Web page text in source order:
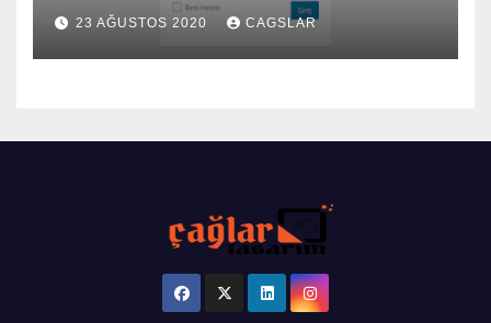
23 AĞUSTOS 2020 CAGSLAR